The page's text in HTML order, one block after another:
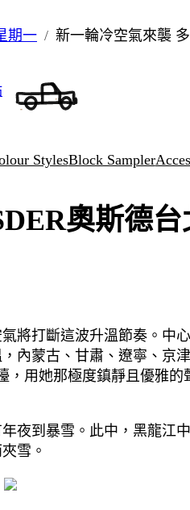
期一 新一輪冷空氣來襲
StylesBlock Sampler
奧斯德
將打斷這波升溫節奏。中
內蒙古、甘肅、遼寧、
，用她那極度鎮靜且優雅
年夜到暴雪。此中，黑龍江
雪。